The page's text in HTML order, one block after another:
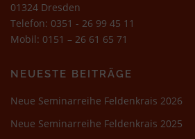
01324 Dresden
Telefon: 0351 - 26 99 45 11
Mobil: 0151 – 26 61 65 71
NEUESTE BEITRÄGE
Neue Seminarreihe Feldenkrais 2026
Neue Seminarreihe Feldenkrais 2025